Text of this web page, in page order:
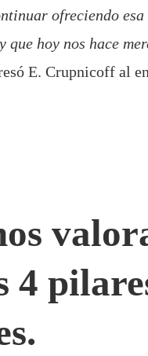
ofreciendo esa
que hoy nos hace
E. Crupnicoff al
4